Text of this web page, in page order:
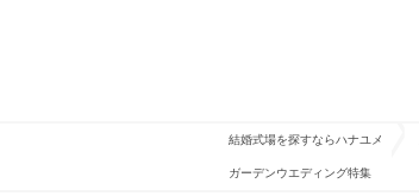
結婚式場を探すならハナユメ
ガーデンウエディング特集